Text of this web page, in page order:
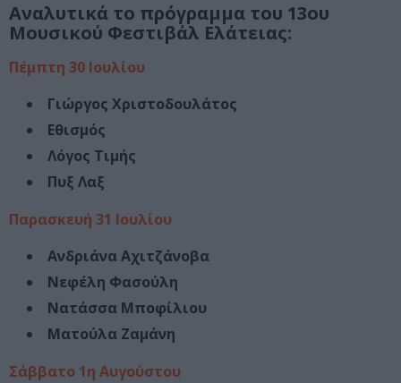
Αναλυτικά το πρόγραμμα του 13ου
Μουσικού Φεστιβάλ Ελάτειας:
Πέμπτη 30 Ιουλίου
Γιώργος Χριστοδουλάτος
Εθισμός
Λόγος Τιμής
Πυξ Λαξ
Παρασκευή 31 Ιουλίου
Ανδριάνα Αχιτζάνοβα
Νεφέλη Φασούλη
Νατάσσα Μποφίλιου
Ματούλα Ζαμάνη
Σάββατο 1η Αυγούστου